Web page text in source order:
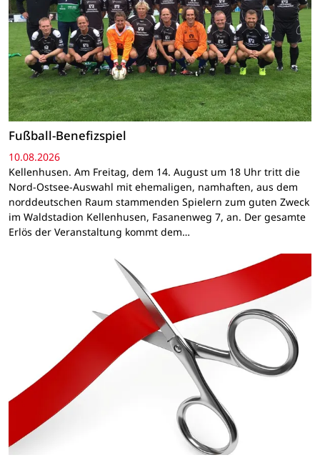
Fußball-Benefizspiel
10.08.2026
Kellenhusen. Am Freitag, dem 14. August um 18 Uhr tritt die
Nord-Ostsee-Auswahl mit ehemaligen, namhaften, aus dem
norddeutschen Raum stammenden Spielern zum guten Zweck
im Waldstadion Kellenhusen, Fasanenweg 7, an. Der gesamte
Erlös der Veranstaltung kommt dem…